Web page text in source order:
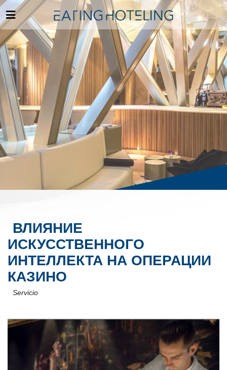
ВЛИЯНИЕ
ИСКУССТВЕННОГО
ИНТЕЛЛЕКТА НА ОПЕРАЦИИ
КАЗИНО
Servicio